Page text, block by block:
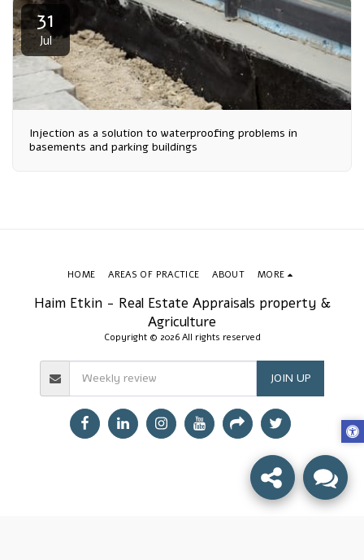
31
Jul
Injection as a solution to waterproofing problems in
basements and parking buildings
Haim Etkin - Real Estate Appraisals property &
Agriculture
Copyright © 2026 All rights reserved
HOME AREAS OF PRACTICE ABOUT MORE
JOIN UP